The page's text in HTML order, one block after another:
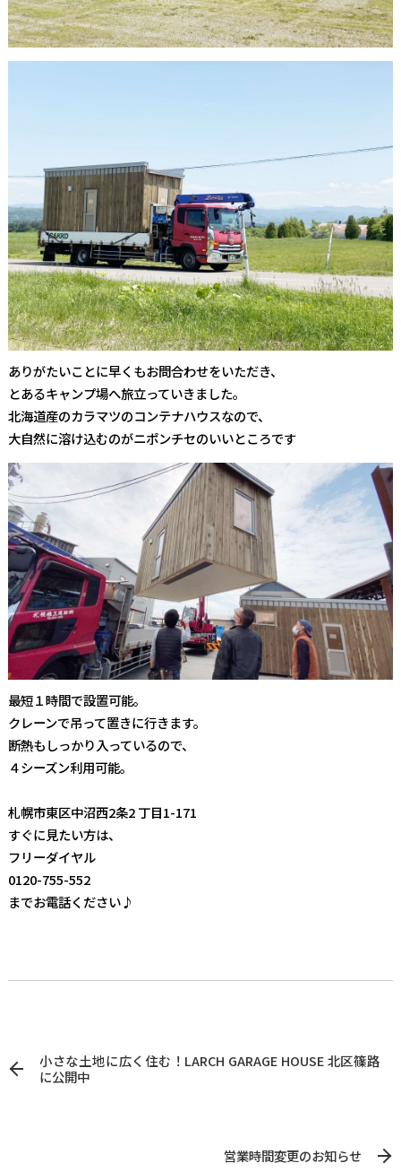
ありがたいことに早くもお問合わせをいただき、
とあるキャンプ場へ旅立っていきました。
北海道産のカラマツのコンテナハウスなので、
大自然に溶け込むのがニポンチセのいいところです
最短１時間で設置可能。
クレーンで吊って置きに行きます。
断熱もしっかり入っているので、
４シーズン利用可能。
札幌市東区中沼西2条2 丁目1-171
すぐに見たい方は、
フリーダイヤル
0120-755-552
までお電話ください♪
小さな土地に広く住む！LARCH GARAGE HOUSE 北区篠路
に公開中
営業時間変更のお知らせ